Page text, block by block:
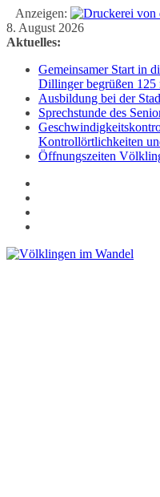
Anzeigen:
Zum
Inhalt
8. August 2026
Aktuelles:
Gemeinsamer Start in
Dillinger begrüßen 125
Ausbildung bei der
Sprechstunde des
Kontrollörtlichkeiten
Öffnungszeiten